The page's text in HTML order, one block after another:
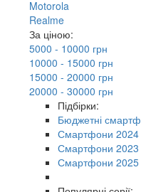
Motorola
Realme
За ціною:
5000 - 10000 грн
10000 - 15000 грн
15000 - 20000 грн
20000 - 30000 грн
Підбірки:
Бюджетні
Смартфони 2024
Смартфони 2023
Смартфони 2025